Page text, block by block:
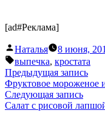
[ad#Реклама]
Написано
автором
Наталья 8 июня,
Метки:
выпечка, кростата
Навигация
по
записям
Предыдущая запись
Фруктовое мороженое
Следующая запись
Салат с рисовой